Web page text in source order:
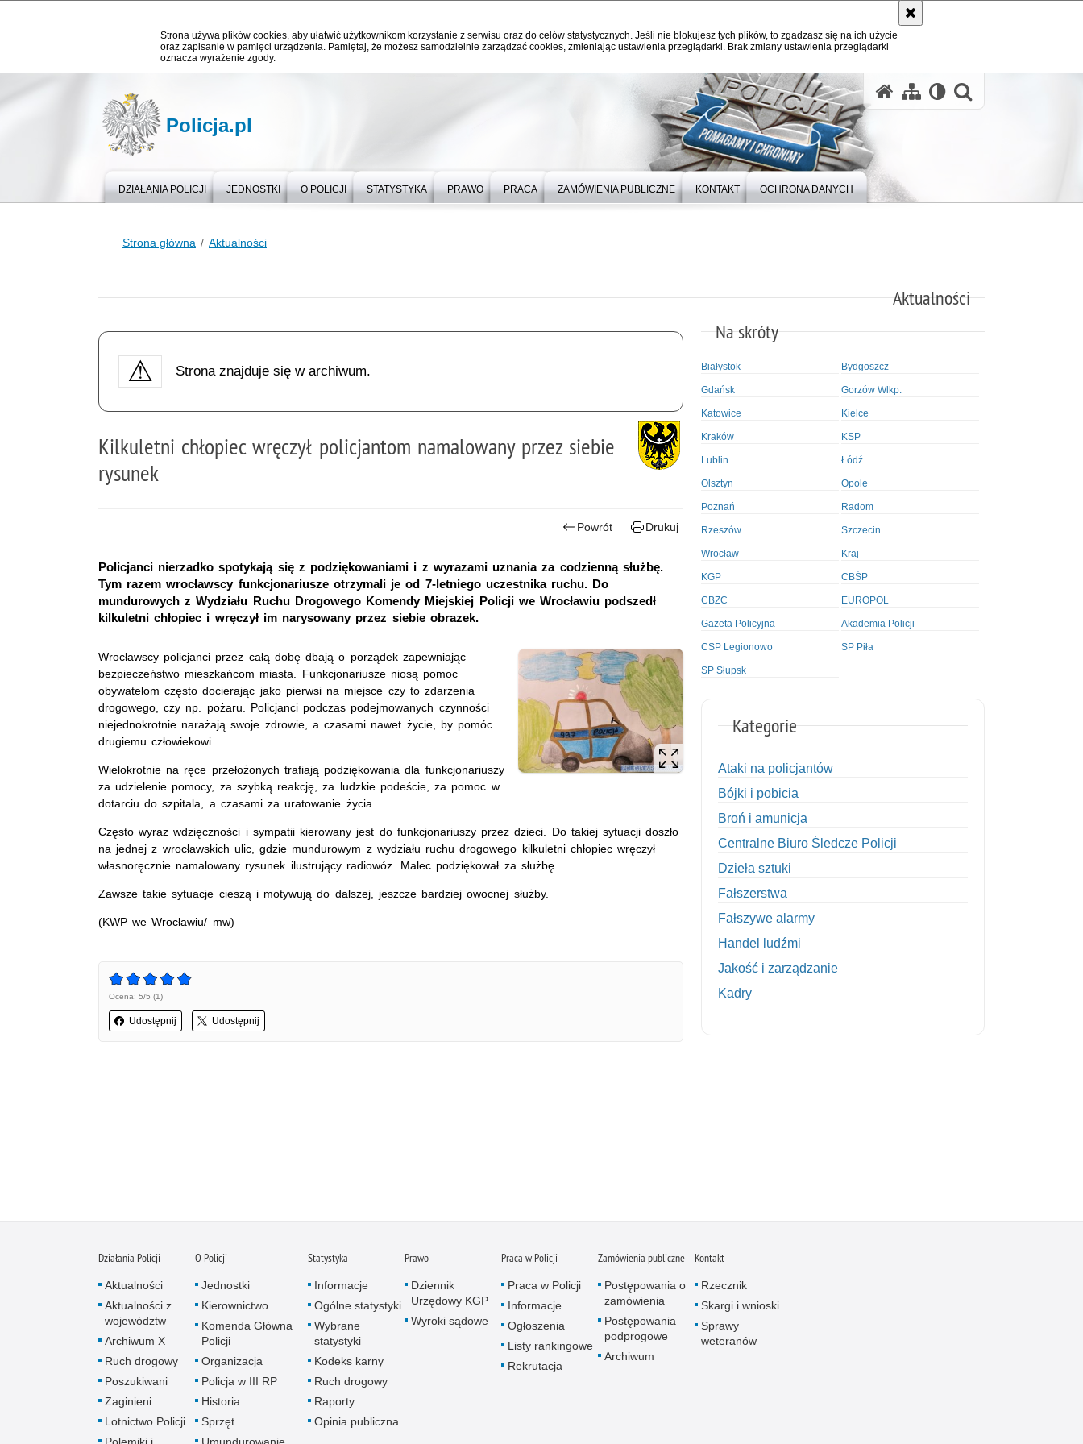
Strona używa plików cookies, aby ułatwić użytkownikom korzystanie z serwisu oraz do celów statystycznych. Jeśli nie blokujesz tych plików, to zgadzasz się na ich użycie
oraz zapisanie w pamięci urządzenia. Pamiętaj, że możesz samodzielnie zarządzać cookies, zmieniając ustawienia przeglądarki. Brak zmiany ustawienia przeglądarki
oznacza wyrażenie zgody.
Policja.pl
DZIAŁANIA POLICJI JEDNOSTKI O POLICJI STATYSTYKA PRAWO PRACA ZAMÓWIENIA PUBLICZNE KONTAKT OCHRONA DANYCH
Strona główna Aktualności
Aktualności
Strona znajduje się w archiwum.
Kilkuletni chłopiec wręczył policjantom namalowany przez siebie
rysunek
Powrót Drukuj
Policjanci nierzadko spotykają się z podziękowaniami i z wyrazami uznania za codzienną służbę.
Tym razem wrocławscy funkcjonariusze otrzymali je od 7-letniego uczestnika ruchu. Do
mundurowych z Wydziału Ruchu Drogowego Komendy Miejskiej Policji we Wrocławiu podszedł
kilkuletni chłopiec i wręczył im narysowany przez siebie obrazek.
Wrocławscy policjanci przez całą dobę dbają o porządek zapewniając
bezpieczeństwo mieszkańcom miasta. Funkcjonariusze niosą pomoc
obywatelom często docierając jako pierwsi na miejsce czy to zdarzenia
drogowego, czy np. pożaru. Policjanci podczas podejmowanych czynności
niejednokrotnie narażają swoje zdrowie, a czasami nawet życie, by pomóc
drugiemu człowiekowi.
Wielokrotnie na ręce przełożonych trafiają podziękowania dla funkcjonariuszy
za udzielenie pomocy, za szybką reakcję, za ludzkie podeście, za pomoc w
dotarciu do szpitala, a czasami za uratowanie życia.
Często wyraz wdzięczności i sympatii kierowany jest do funkcjonariuszy przez dzieci. Do takiej sytuacji doszło
na jednej z wrocławskich ulic, gdzie mundurowym z wydziału ruchu drogowego kilkuletni chłopiec wręczył
własnoręcznie namalowany rysunek ilustrujący radiowóz. Malec podziękował za służbę.
Zawsze takie sytuacje cieszą i motywują do dalszej, jeszcze bardziej owocnej służby.
(KWP we Wrocławiu/ mw)
Ocena: 5/5 (1)
Udostępnij Udostępnij
Na skróty
Białystok Bydgoszcz
Gdańsk Gorzów Wlkp.
Katowice Kielce
Kraków KSP
Lublin Łódź
Olsztyn Opole
Poznań Radom
Rzeszów Szczecin
Wrocław Kraj
KGP CBŚP
CBZC EUROPOL
Gazeta Policyjna Akademia Policji
CSP Legionowo SP Piła
SP Słupsk
Kategorie
Ataki na policjantów
Bójki i pobicia
Broń i amunicja
Centralne Biuro Śledcze Policji
Dzieła sztuki
Fałszerstwa
Fałszywe alarmy
Handel ludźmi
Jakość i zarządzanie
Kadry
Nielegalny handel farmaceutykami
Nietrzeźwi opiekunowie
Działania Policji
Aktualności
Aktualności z
województw
Archiwum X
Ruch drogowy
Poszukiwani
Zaginieni
Lotnictwo Policji
Polemiki i
O Policji
Jednostki
Kierownictwo
Komenda Główna
Policji
Organizacja
Policja w III RP
Historia
Sprzęt
Umundurowanie
Statystyka
Informacje
Ogólne statystyki
Wybrane
statystyki
Kodeks karny
Ruch drogowy
Raporty
Opinia publiczna
Prawo
Dziennik
Urzędowy KGP
Wyroki sądowe
Praca w Policji
Praca w Policji
Informacje
Ogłoszenia
Listy rankingowe
Rekrutacja
Zamówienia publiczne
Postępowania o
zamówienia
Postępowania
podprogowe
Archiwum
Kontakt
Rzecznik
Skargi i wnioski
Sprawy
weteranów